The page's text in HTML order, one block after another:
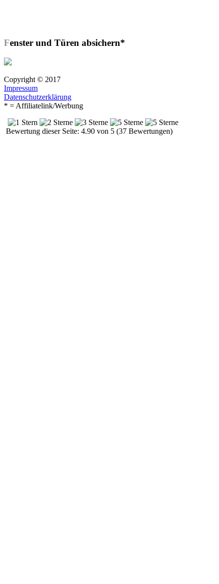
Fenster und Türen absichern*
Copyright © 2017
Impressum
Datenschutzerklärung
* = Affiliatelink/Werbung
Bewertung dieser Seite: 4.90 von 5 (37 Bewertungen)